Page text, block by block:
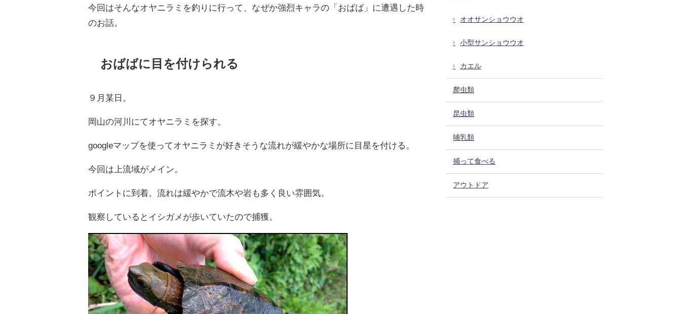
今回はそんなオヤニラミを釣りに行って、なぜか強烈キャラの「おばば」に遭遇した時
のお話。
おばばに目を付けられる
９月某日。
岡山の河川にてオヤニラミを探す。
googleマップを使ってオヤニラミが好きそうな流れが緩やかな場所に目星を付ける。
今回は上流域がメイン。
ポイントに到着。流れは緩やかで流木や岩も多く良い雰囲気。
観察しているとイシガメが歩いていたので捕獲。
オオサンショウウオ
小型サンショウウオ
カエル
爬虫類
昆虫類
哺乳類
捕って食べる
アウトドア